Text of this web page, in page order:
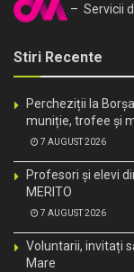
– Servicii
Stiri Recente
Percheziții la
muniție, trofee și
7 AUGUST 2026
Profesori și elevi
MERITO
7 AUGUST 2026
Voluntarii, invitați
Mare